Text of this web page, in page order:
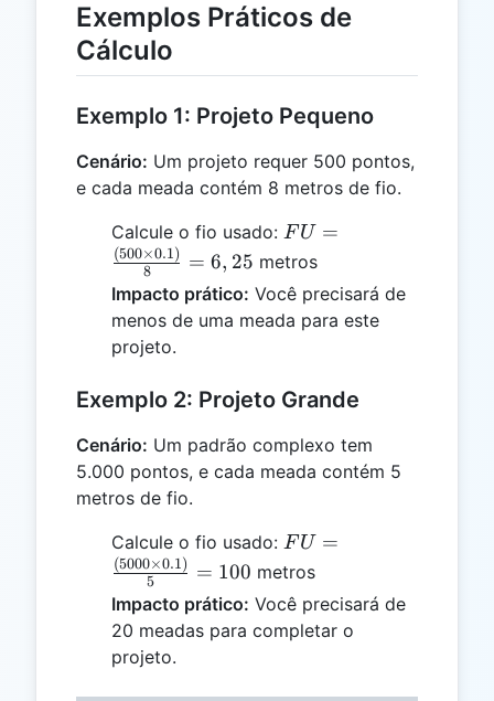
Exemplos Práticos de
Cálculo
Exemplo 1: Projeto Pequeno
Cenário: Um projeto requer 500 pontos,
e cada meada contém 8 metros de fio.
Calcule o fio usado: FU =
\frac{(500
\times
0.1)}{8}
= 6,25
F U =
8
(500×0.1) = 6, 25 metros
Impacto prático: Você precisará de
menos de uma meada para este
projeto.
Exemplo 2: Projeto Grande
Cenário: Um padrão complexo tem
5.000 pontos, e cada meada contém 5
metros de fio.
Calcule o fio usado: FU =
\frac{(5000
\times
0.1)}{5} =
100
F U =
5
(5000×0.1) = 100 metros
Impacto prático: Você precisará de
20 meadas para completar o
projeto.